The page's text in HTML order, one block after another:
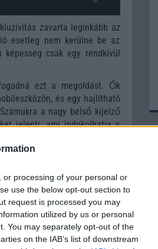
processing of your personal or
use the below opt-out section to
request is processed you may
utilized by us or personal
You may separately opt-out of the
on the IAB’s list of downstream
zavarta leginkább az
esetleg nem kerülne be az
csak egy rendkívül
ezt a megoldást. Ők
és egy hajlítható
a nagy belső kijelző
jelenti, ami indokolhatja a
piaci megítélése. Miközben
hanem olyan alapvető
elérhetőnek kellene lennie.